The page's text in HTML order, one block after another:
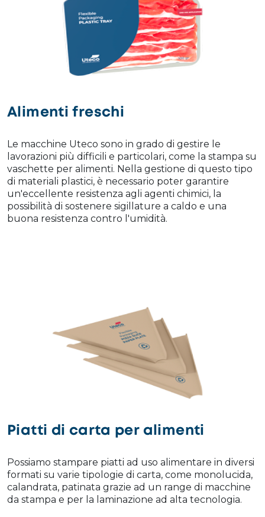
Alimenti freschi
Le macchine Uteco sono in grado di gestire le
lavorazioni più difficili e particolari, come la stampa su
vaschette per alimenti. Nella gestione di questo tipo
di materiali plastici, è necessario poter garantire
un'eccellente resistenza agli agenti chimici, la
possibilità di sostenere sigillature a caldo e una
buona resistenza contro l'umidità.
Piatti di carta per alimenti
Possiamo stampare piatti ad uso alimentare in diversi
formati su varie tipologie di carta, come monolucida,
calandrata, patinata grazie ad un range di macchine
da stampa e per la laminazione ad alta tecnologia.